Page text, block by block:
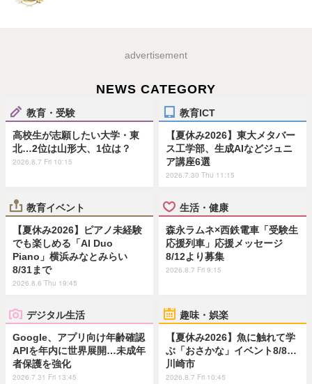
advertisement
NEWS CATEGORY
教育・受験
高校生が志願したい大学・東
北…2位は山形大、1位は？
2026.8.7 Fri 10:15
教育ICT
【夏休み2026】東大メタバー
ス工学部、生成AIなどジュニ
ア講座6選
2026.7.30 Thu 11:15
教育イベント
【夏休み2026】ピアノ未経験
でも楽しめる「AI Duo
Piano」横浜みなとみらい
8/31まで
2026.8.6 Thu 19:45
生活・健康
森永ラムネ×西鉄電車「受験生
応援列車」応援メッセージ
8/12より募集
2026.8.7 Fri 9:15
デジタル生活
Google、アプリ向け年齢確認
APIを年内に世界展開…未成年
者保護を強化
2026.7.31 Fri 13:45
趣味・娯楽
【夏休み2026】魚に触れて学
ぶ「おさかな」イベント8/8…
川崎市
2026.8.7 Fri 10:45